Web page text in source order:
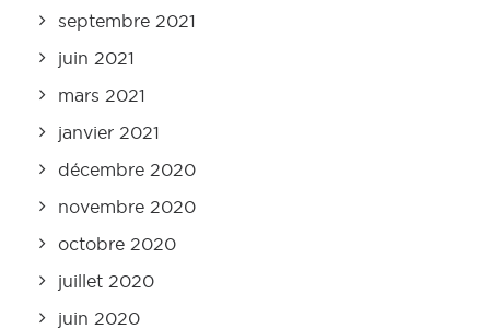
septembre 2021
juin 2021
mars 2021
janvier 2021
décembre 2020
novembre 2020
octobre 2020
juillet 2020
juin 2020